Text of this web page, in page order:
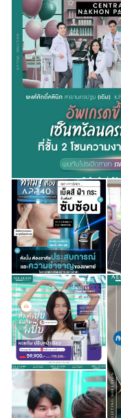
ก่อตั้งโดย นายแพทย์พง
9 สาขา เปิดให้บริการม
ประสบการณ์ พร้อมทั้งน
ต้องการด้านความงาม
ปัจจุบันพงศ์ศักดิ์คลินิกบ
พัฒนารูปแบบการบริกา
สมัยมากขึ้น เพื่อตอบสน
ให้เป็นคลินิกมาตรฐานใน